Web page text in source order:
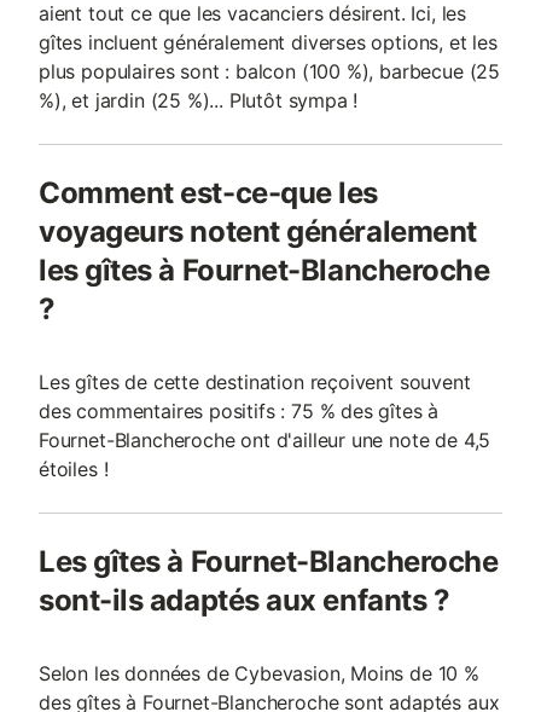
aient tout ce que les vacanciers désirent. Ici, les
gîtes incluent généralement diverses options, et les
plus populaires sont : balcon (100 %), barbecue (25
%), et jardin (25 %)... Plutôt sympa !
Comment est-ce-que les
voyageurs notent généralement
les gîtes à Fournet-Blancheroche
?
Les gîtes de cette destination reçoivent souvent
des commentaires positifs : 75 % des gîtes à
Fournet-Blancheroche ont d'ailleur une note de 4,5
étoiles !
Les gîtes à Fournet-Blancheroche
sont-ils adaptés aux enfants ?
Selon les données de Cybevasion, Moins de 10 %
des gîtes à Fournet-Blancheroche sont adaptés aux